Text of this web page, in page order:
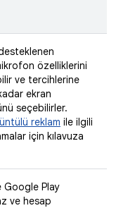
özelliklerini
ve tercihlerine
ekran
seçebilirler.
reklam ile ilgili
için kılavuza
Google Play
ve hesap